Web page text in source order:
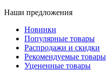
Наши предложения
Новинки
Популярные товары
Распродажи и скидки
Рекомендуемые товары
Уцененные товары